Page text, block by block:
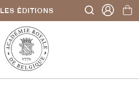
LES ÉDITIONS